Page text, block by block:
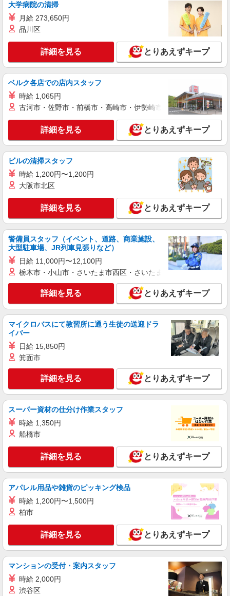
【介護福祉士】 月給：342,300円 年収例：454
当、（東京都）居住支援特別手当、働きがい向上
手当、特別夜勤手当、日祝手当（月平均2回分）、
夜勤手当（月平均5回分）等、毎月平均的に支払わ
れる手当を含みます。 ※居住支援特別手当は勤続
5年目までの方はさらに1万円支給（再入社は除
く） ◎賞与：基本給2.08ヶ月分/年支給 ◎残業時
は別途時間外手当支給（超過1分〜）
東京都大田区東六郷1丁目19-1
キープ 詳細を見る
正社員
SOMPOケア 大田 訪問介護/3136ca1
介護スタッフ
【実務者研修】 月給：230,000円 年収例：320
万円〜 【初任者研修】 月給：220,300円 年収例：
305万円〜 ※職務手当、（東京都）居住支援特別
手当、働きがい向上手当、日祝手当（月平均2回
分）等、毎月平均的に支払われる手当を含みま
は別途時間外手当支給（超過1分〜） ◎居住支援
特別手当は勤続5年目までの方はさらに1万円支給
（再入社は除く） ◎賞与 基本給2.08ヶ月分/年支
給
東京都大田区西蒲田6丁目36-11 西蒲田NSビ
キープ 詳細を見る
SOMPOケア ラヴィーレ多摩川/5014aa1
介護スタッフ
【介護福祉士】 月給：342,300円 年収例：454
万円〜 ※職務手当、特別職務手当、特別地域手
当、（東京都）居住支援特別手当、働きがい向上
手当、働きがい向上手当、特別夜勤手当、日祝手
当（月平均2回分）、夜勤手当（月平均5回分）
等、毎月平均的に支払われる手当を含みます。 ※
居住支援特別手当は勤続5年目までの方はさらに1
万円支給（再入社は除く） ◎賞与：基本給2.08ヶ
月分/年支給 ◎残業時は別途時間外手当支給（超過
1分〜）
東京都大田区多摩川2-13-22
正社員
SOMPOケア ラヴィーレ多摩川/5014aa1
介護スタッフ
【実務者研修】 月給：269,500円 年収例：364
支援特別手当、日祝手当（月平均2回分）、夜勤手
当（月平均5回分）等、毎月平均的に支払われる手
当を含みます。 ※居住支援特別手当は勤続5年目
までの方はさらに1万円支給（再入社は除く） ◎
間外手当支給（超過1分〜）
キープ 詳細を見る
正社員
そんぽの家 大鳥居/1018aa1
万円〜 ※職務手当、特別職務手当、特別地域手
当、（東京都）居住支援特別手当、働きがい向上
手当、特別夜勤手当、日祝手当（月平均2回分）、
夜勤手当（月平均5回分）等、毎月平均的に支払わ
れる手当を含みます。 ※居住支援特別手当は勤続
5年目までの方はさらに1万円支給（再入社は除
く） ◎賞与：基本給2.08ヶ月分/年支給 ◎残業時
は別途時間外手当支給（超過1分〜）
東京都大田区西糀谷3丁目32-2
キープ 詳細を見る
正社員
介護スタッフ
【介護福祉士】 月給：342,300円 年収例：454
万円〜 ※職務手当、特別職務手当、特別地域手
当、（東京都）居住支援特別手当、働きがい向上
手当、働きがい向上手当、特別夜勤手当、日祝手
当（月平均2回分）、夜勤手当（月平均5回分）
等、毎月平均的に支払われる手当を含みます。 ※
東京都大田区東糀谷5-19-18
詳細を見る
大学病院の清掃
月給 273,650円
品川区
詳細を見る とりあえずキープ
ベルク各店での店内スタッフ
時給 1,065円
古河市・佐野市・前橋市・高崎市・伊勢崎市・太田市・館林市
詳細を見る とりあえずキープ
ビルの清掃スタッフ
時給 1,200円〜1,200円
大阪市北区
詳細を見る とりあえずキープ
警備員スタッフ（イベント、道路、商業施設、
大型駐車場、JR列車見張りなど）
日給 11,000円〜12,100円
栃木市・小山市・さいたま市西区・さいたま市岩槻区・久喜市・
詳細を見る とりあえずキープ
マイクロバスにて教習所に通う生徒の送迎ドラ
イバー
日給 15,850円
箕面市
詳細を見る とりあえずキープ
スーパー資材の仕分け作業スタッフ
時給 1,350円
船橋市
詳細を見る とりあえずキープ
アパレル用品や雑貨のピッキング検品
時給 1,200円〜1,500円
柏市
詳細を見る とりあえずキープ
マンションの受付・案内スタッフ
時給 2,000円
渋谷区